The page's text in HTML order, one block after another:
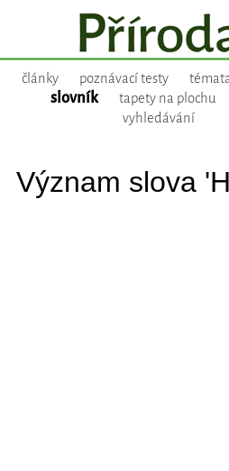
články poznávací testy témata
slovník tapety na plochu
vyhledávání
Význam slova